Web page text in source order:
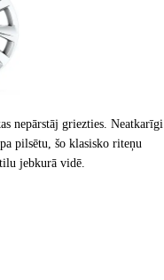
nepārstāj griezties. Neatkarīgi
pilsētu, šo klasisko riteņu
jebkurā vidē.